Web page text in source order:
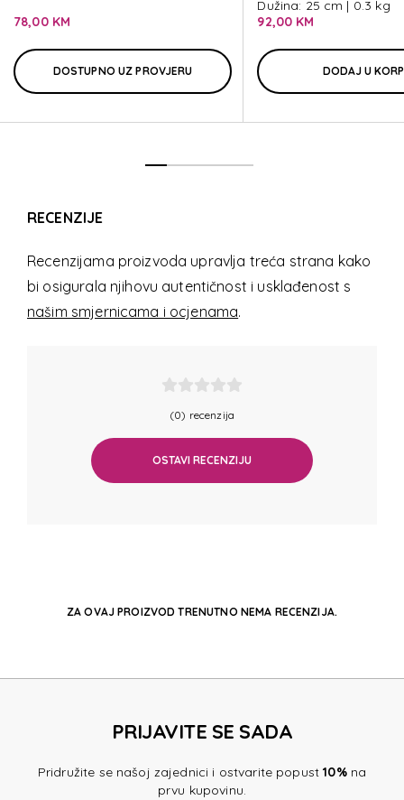
RAIN PRO
78,00 KM
DOSTUPNO UZ PROVJERU
Dužina: 25 cm | 0.3 kg
92,00 KM
DODAJ U
RECENZIJE
Recenzijama proizvoda upravlja treća strana kako
bi osigurala njihovu autentičnost i usklađenost s
našim smjernicama i ocjenama.
(0) recenzija
OSTAVI RECENZIJU
ZA OVAJ PROIZVOD TRENUTNO NEMA RECENZIJA.
PRIJAVITE SE SADA
Pridružite se našoj zajednici i ostvarite popust10%na
prvu kupovinu.